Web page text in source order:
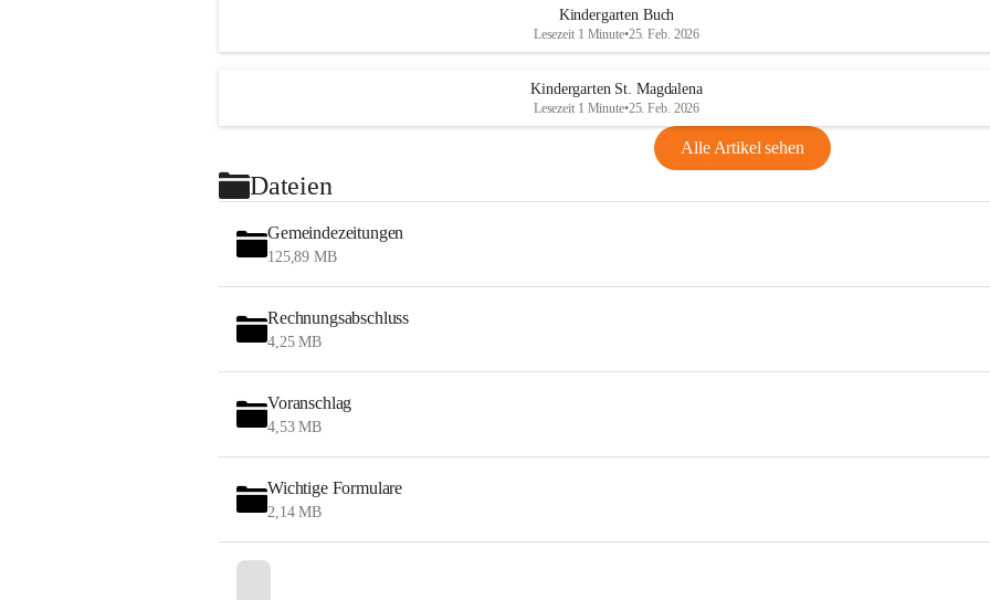
Kindergarten Buch
Lesezeit 1 Minute•25. Feb. 2026
Kindergarten St. Magdalena
Lesezeit 1 Minute•25. Feb. 2026
Alle Artikel sehen
Dateien
Gemeindezeitungen
125,89 MB
Rechnungsabschluss
4,25 MB
Voranschlag
4,53 MB
Wichtige Formulare
2,14 MB